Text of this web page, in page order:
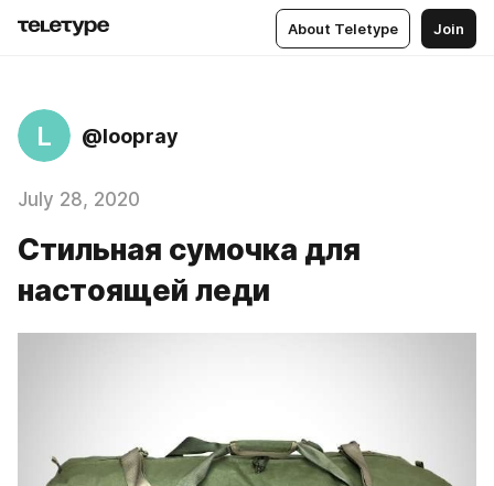
About Teletype Join
L @loopray
July 28, 2020
Стильная сумочка для
настоящей леди